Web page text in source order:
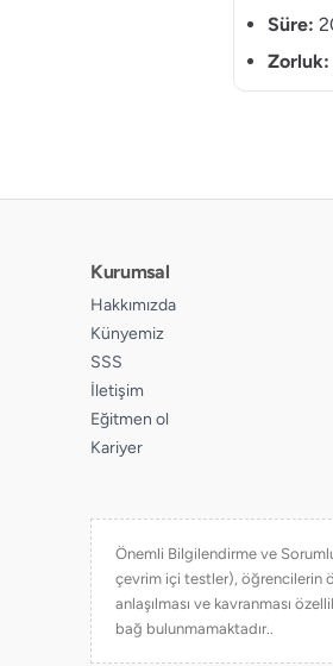
Süre:
Zorluk:
Kurumsal
Hakkımızda
Künyemiz
SSS
İletişim
Eğitmen ol
Kariyer
Önemli Bilgilendirme ve
çevrim içi testler), öğrencilerin
anlaşılması ve kavranması
bağ bulunmamaktadır..